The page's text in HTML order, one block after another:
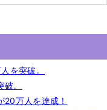
を突破。
。
万人を達成！